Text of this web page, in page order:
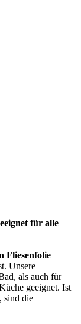
für alle
Fliesenfolie
Unsere
als auch für
geeignet. Ist
sind die